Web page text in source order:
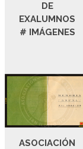
DE
EXALUMNOS
# IMÁGENES
ASOCIACIÓN